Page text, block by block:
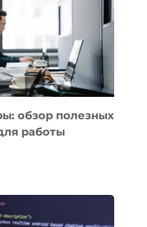
обзор полезных
работы